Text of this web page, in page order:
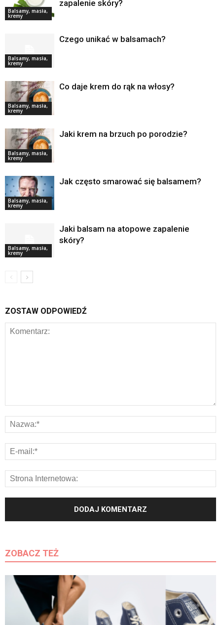
Balsamy, masła,
kremy
zapalenie skóry?
Balsamy, masła,
kremy
Czego unikać w balsamach?
Balsamy, masła,
kremy
Co daje krem do rąk na włosy?
Balsamy, masła,
kremy
Jaki krem na brzuch po porodzie?
Balsamy, masła,
kremy
Jak często smarować się balsamem?
Balsamy, masła,
kremy
Jaki balsam na atopowe zapalenie
skóry?
ZOSTAW ODPOWIEDŹ
ZOBACZ TEŻ